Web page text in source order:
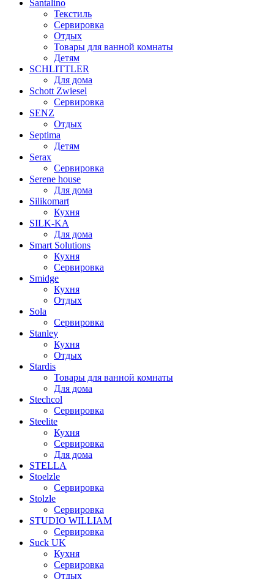
Santalino
Текстиль
Сервировка
Отдых
Товары для ванной комнаты
Детям
SCHLITTLER
Для дома
Schott Zwiesel
Сервировка
SENZ
Отдых
Septima
Детям
Serax
Сервировка
Serene house
Для дома
Silikomart
Кухня
SILK-KA
Для дома
Smart Solutions
Кухня
Сервировка
Smidge
Кухня
Отдых
Sola
Сервировка
Stanley
Кухня
Отдых
Stardis
Товары для ванной комнаты
Для дома
Stechcol
Сервировка
Steelite
Кухня
Сервировка
Для дома
STELLA
Stoelzle
Сервировка
Stolzle
Сервировка
STUDIO WILLIAM
Сервировка
Suck UK
Кухня
Сервировка
Отдых